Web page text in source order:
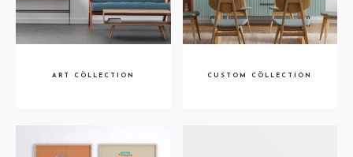
ART CÖLLECTION CUSTOM CÖLLECTION